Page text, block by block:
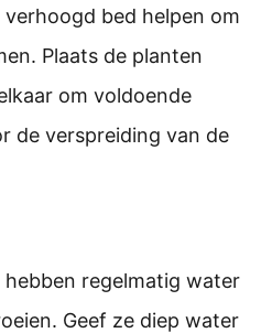
bed helpen om
Plaats de planten
om voldoende
de verspreiding van de
regelmatig water
Geef ze diep water